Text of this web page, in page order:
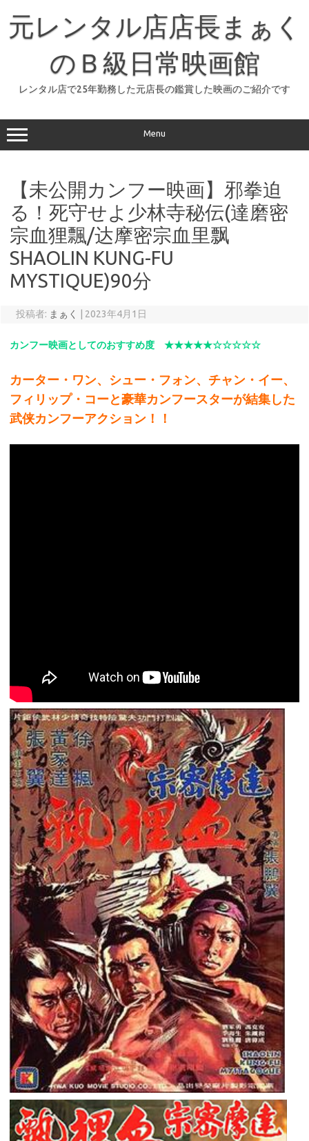
元レンタル店店長まぁく
のＢ級日常映画館
レンタル店で25年勤務した元店長の鑑賞した映画のご紹介です
Menu
【未公開カンフー映画】邪拳迫
る！死守せよ少林寺秘伝(達磨密
宗血狸飄/达摩密宗血里飘
SHAOLIN KUNG-FU
MYSTIQUE)90分
投稿者: まぁく 2023年4月1日
カンフー映画としてのおすすめ度 ★★★★★☆☆☆☆☆
カーター・ワン、シュー・フォン、チャン・イー、
フィリップ・コーと豪華カンフースターが結集した
武侠カンフーアクション！！